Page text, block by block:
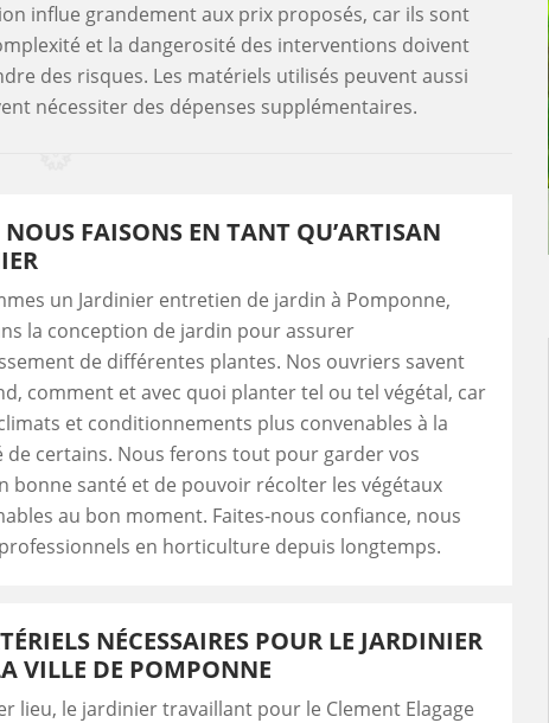
influe grandement aux prix proposés, car ils sont
et la dangerosité des interventions doivent
des risques. Les matériels utilisés peuvent aussi
nécessiter des dépenses supplémentaires.
NOUS FAISONS EN TANT QU’ARTISAN
un Jardinier entretien de jardin à Pomponne,
la conception de jardin pour assurer
de différentes plantes. Nos ouvriers savent
comment et avec quoi planter tel ou tel végétal, car
et conditionnements plus convenables à la
de certains. Nous ferons tout pour garder vos
bonne santé et de pouvoir récolter les végétaux
au bon moment. Faites-nous confiance, nous
en horticulture depuis longtemps.
NÉCESSAIRES POUR LE JARDINIER
VILLE DE POMPONNE
lieu, le jardinier travaillant pour le Clement Elagage